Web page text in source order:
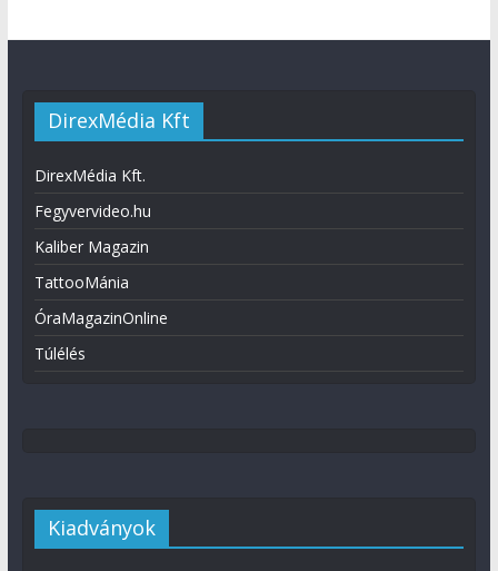
DirexMédia Kft
DirexMédia Kft.
Fegyvervideo.hu
Kaliber Magazin
TattooMánia
ÓraMagazinOnline
Túlélés
Kiadványok